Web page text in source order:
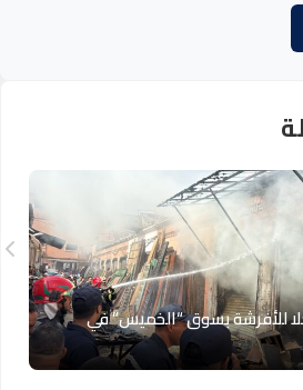
للأفرشة بسوق “الخميس” في